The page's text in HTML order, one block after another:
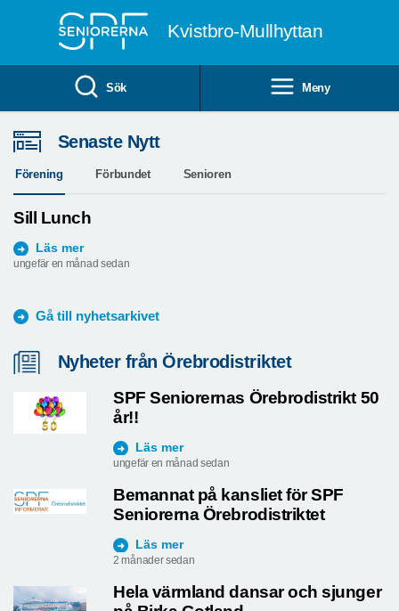
Kvistbro-Mullhyttan
Sök Meny
SILL LUNCH
Klicka här
Senaste Nytt
Förening Förbundet Senioren
Sill Lunch
Läs mer
ungefär en månad sedan
Gå till nyhetsarkivet
Nyheter från Örebrodistriktet
SPF Seniorernas Örebrodistrikt 50
år!!
Läs mer
ungefär en månad sedan
Bemannat på kansliet för SPF
Seniorerna Örebrodistriktet
Läs mer
2 månader sedan
Hela värmland dansar och sjunger